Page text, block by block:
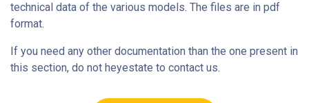
technical data of the various models. The files are in pdf
format.
If you need any other documentation than the one present in
this section, do not heyestate to contact us.